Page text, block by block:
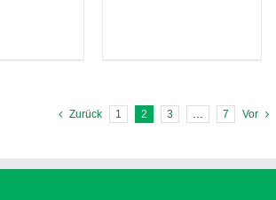
Zurück 1 2 3 … 7 Vor